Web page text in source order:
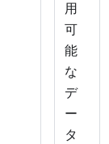
用
可
能
な
デ
ー
タ